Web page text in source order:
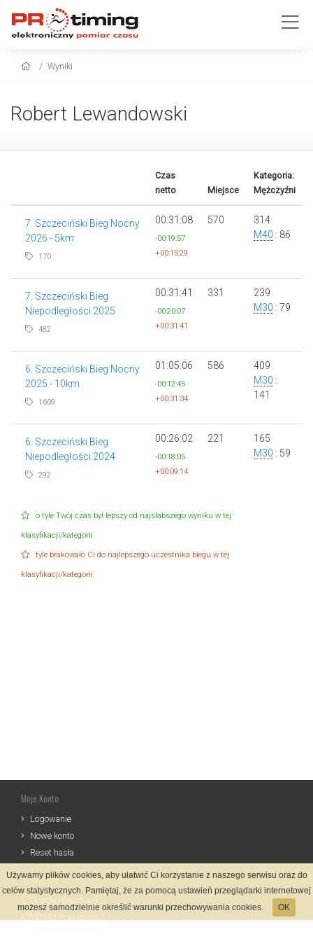
Wyniki
Robert Lewandowski
Czas
netto
Miejsce
Kategoria:
Mężczyźni
7. Szczeciński Bieg Nocny
2026 - 5km
170
00:31:08
-00:19:57
+00:15:29
570
314
M40 : 86
7. Szczeciński Bieg
Niepodległości 2025
482
00:31:41
-00:20:07
+00:31:41
331
239
M30 : 79
6. Szczeciński Bieg Nocny
2025 - 10km
1609
01:05:06
-00:12:45
+00:31:34
586
409
M30 :
141
6. Szczeciński Bieg
Niepodległości 2024
292
00:26:02
-00:18:05
+00:09:14
221
165
M30 : 59
o tyle Twój czas był lepszy od najsłabszego wyniku w tej
klasyfikacji/kategorii
tyle brakowało Ci do najlepszego uczestnika biegu w tej
klasyfikacji/kategorii
Moje Konto
Logowanie
Nowe konto
Reset hasła
Informacje
Używamy plików cookies, aby ułatwić Ci korzystanie z naszego serwisu oraz do
celów statystycznych. Pamiętaj, że za pomocą ustawień przeglądarki internetowej
możesz samodzielnie określić warunki przechowywania cookies.
OK